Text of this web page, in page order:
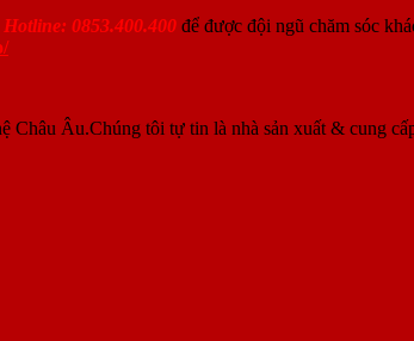
Hotline: 0853.400.400 để được đội ngũ chăm sóc
Châu Âu.Chúng tôi tự tin là nhà sản xuất & cung